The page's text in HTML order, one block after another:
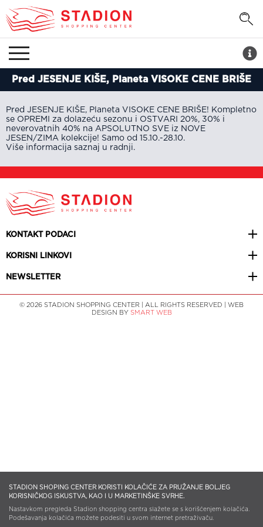
STADION SHOPING CENTER KORISTI KOLAČIĆE ZA PRUŽANJE BOLJEG
KORISNIČKOG ISKUSTVA, KAO I U MARKETINŠKE SVRHE.
Nastavkom pregleda Stadion shopping centra slažete se s korišćenjem kolačića.
Podešavanja kolačića možete podesiti u svom internet pretraživaču.
Pred JESENJE KIŠE, Planeta VISOKE CENE BRIŠE
Pred JESENJE KIŠE, Planeta VISOKE CENE BRIŠE! Kompletno
se OPREMI za dolazeću sezonu i OSTVARI 20%, 30% i
neverovatnih 40% na APSOLUTNO SVE iz NOVE
JESEN/ZIMA kolekcije! Samo od 15.10.-28.10.
Više informacija saznaj u radnji.
KONTAKT PODACI
KORISNI LINKOVI
NEWSLETTER
© 2026 STADION SHOPPING CENTER | ALL RIGHTS RESERVED | WEB
DESIGN BY SMART WEB